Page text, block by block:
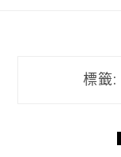
標籤: